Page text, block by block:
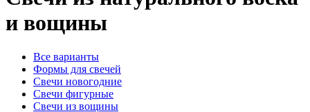
и вощины
Все варианты
Формы для свечей
Свечи новогодние
Свечи фигурные
Свечи из вощины